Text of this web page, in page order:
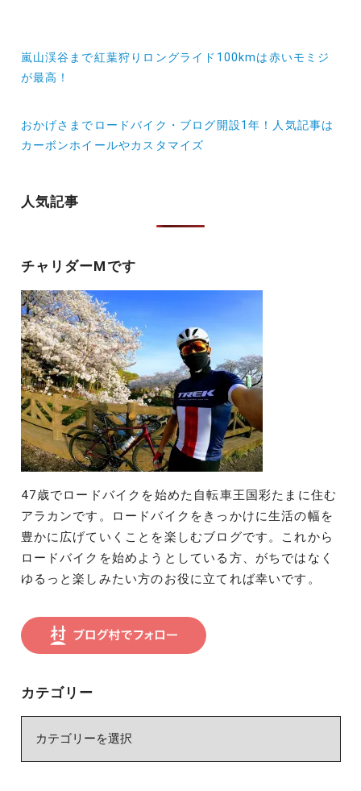
投
稿
ビ
ン
嵐山渓谷まで紅葉狩りロングライド100kmは赤いモミジ
が最高！
おかげさまでロードバイク・ブログ開設1年！人気記事は
カーボンホイールやカスタマイズ
人気記事
チャリダーMです
47歳でロードバイクを始めた自転車王国彩たまに住む
アラカンです。ロードバイクをきっかけに生活の幅を
豊かに広げていくことを楽しむブログです。これから
ロードバイクを始めようとしている方、がちではなく
ゆるっと楽しみたい方のお役に立てれば幸いです。
カテゴリー